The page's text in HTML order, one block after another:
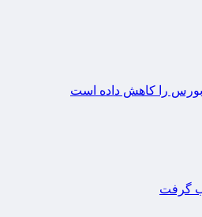
بورس را کاهش داده است
گرفت